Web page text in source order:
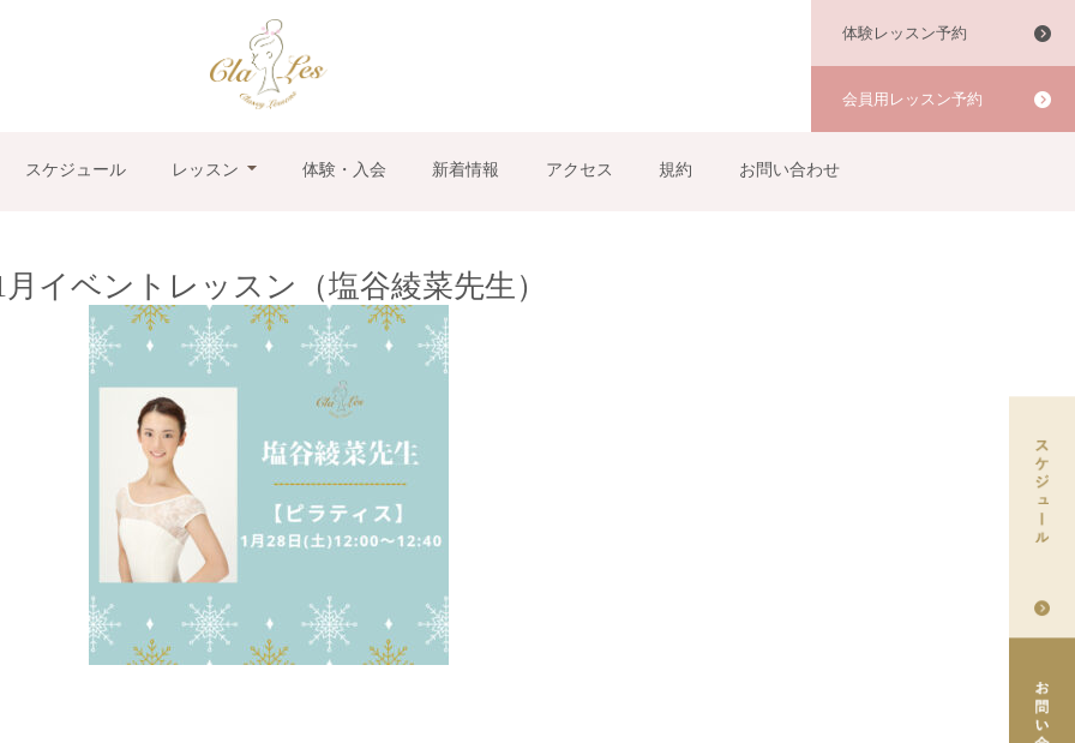
体験レッスン予約
会員用レッスン予約
スケジュール レッスン 体験・入会 新着情報 アクセス 規約 お問い合わせ
月イベントレッスン（塩谷綾菜先生）